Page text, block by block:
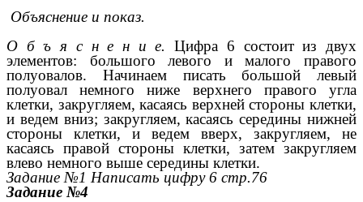
Объяснение и показ.
О б ъ я с н е н и е.
Цифра 6 состоит из двух
элементов: большого левого и малого правого
полуовалов. Начинаем писать большой левый
полуовал немного ниже верхнего правого угла
клетки, закругляем, касаясь верхней стороны клетки,
и ведем вниз; закругляем, касаясь середины нижней
стороны клетки, и ведем вверх, закругляем, не
касаясь правой стороны клетки, затем закругляем
влево немного выше середины клетки.
Задание №1 Написать цифру 6 стр.76
Задание №4